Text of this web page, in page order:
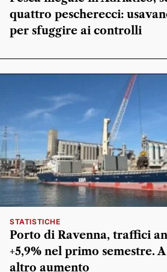
quattro pescherecci:
per sfuggire ai controlli
STATISTICHE
Porto di Ravenna, traffici
+5,9% nel primo semestre.
altro aumento